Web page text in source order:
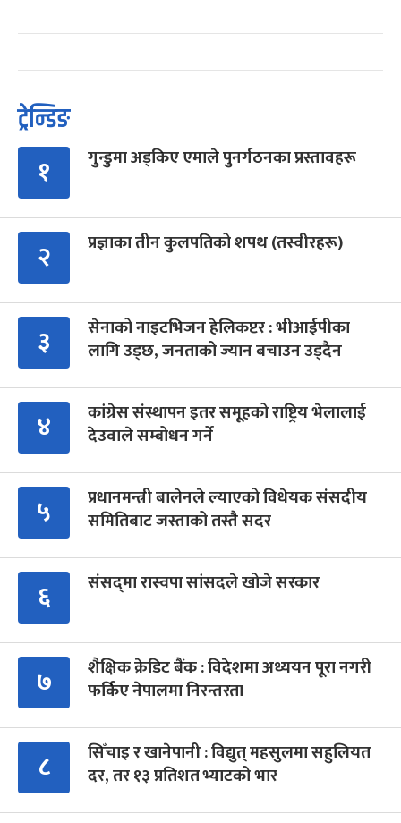
ट्रेन्डिङ
१ गुन्डुमा अड्किए एमाले पुनर्गठनका प्रस्तावहरू
२ प्रज्ञाका तीन कुलपतिको शपथ (तस्वीरहरू)
३
सेनाको नाइटभिजन हेलिकप्टर : भीआईपीका
लागि उड्छ, जनताको ज्यान बचाउन उड्दैन
४
कांग्रेस संस्थापन इतर समूहको राष्ट्रिय भेलालाई
देउवाले सम्बोधन गर्ने
५
प्रधानमन्त्री बालेनले ल्याएको विधेयक संसदीय
समितिबाट जस्ताको तस्तै सदर
६ संसद्‍मा रास्वपा सांसदले खोजे सरकार
७
शैक्षिक क्रेडिट बैंक : विदेशमा अध्ययन पूरा नगरी
फर्किए नेपालमा निरन्तरता
८
सिँचाइ र खानेपानी : विद्युत् महसुलमा सहुलियत
दर, तर १३ प्रतिशत भ्याटको भार